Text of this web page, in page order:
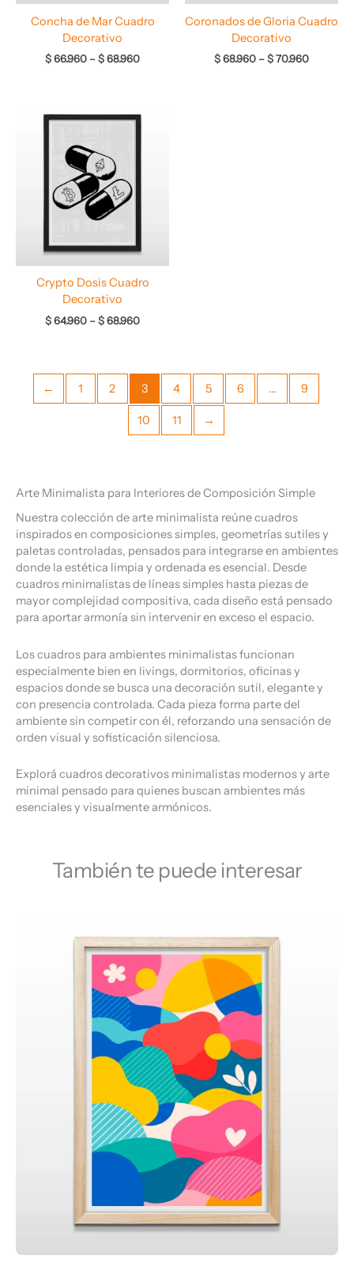
Concha de Mar Cuadro
Decorativo
$66.960 –$68.960
Coronados de Gloria Cuadro
Decorativo
$68.960 –$70.960
Crypto Dosis Cuadro
Decorativo
$64.960 –$68.960
de
← 1 2 3 4 5 6 … 9
10 11 →
Arte Minimalista para Interiores de Composición Simple
Nuestra colección de arte minimalista reúne cuadros
inspirados en composiciones simples, geometrías sutiles y
paletas controladas, pensados para integrarse en ambientes
donde la estética limpia y ordenada es esencial. Desde
cuadros minimalistas de líneas simples hasta piezas de
mayor complejidad compositiva, cada diseño está pensado
para aportar armonía sin intervenir en exceso el espacio.
Los cuadros para ambientes minimalistas funcionan
especialmente bien en livings, dormitorios, oficinas y
espacios donde se busca una decoración sutil, elegante y
con presencia controlada. Cada pieza forma parte del
ambiente sin competir con él, reforzando una sensación de
orden visual y sofisticación silenciosa.
Explorá cuadros decorativos minimalistas modernos y arte
minimal pensado para quienes buscan ambientes más
esenciales y visualmente armónicos.
También te puede interesar